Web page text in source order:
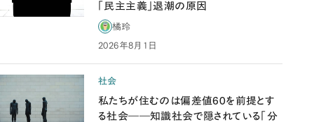
「民主主義」退潮の原因
橘玲
2026年8月1日
社会
私たちが住むのは偏差値60を前提とす
る社会――知識社会で隠されている「分